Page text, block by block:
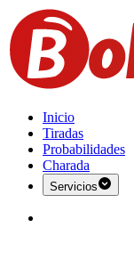
Inicio
Tiradas
Probabilidades
Charada
Servicios